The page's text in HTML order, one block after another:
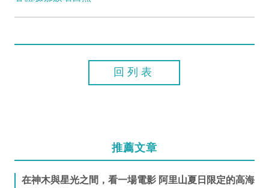
回列表
推薦文章
在神木與星光之間，看一場電影 阿里山夏日限定的高海